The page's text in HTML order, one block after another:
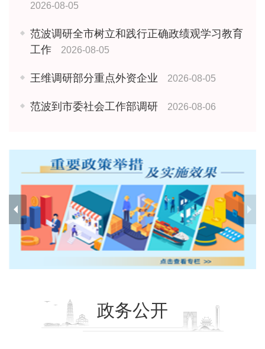
2026-08-05
范波调研全市树立和践行正确政绩观学习教育
工作
2026-08-05
王维调研部分重点外资企业 2026-08-05
范波到市委社会工作部调研 2026-08-06
政务公开